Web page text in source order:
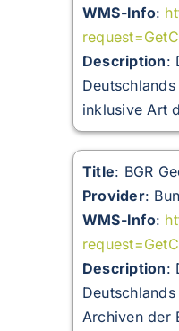
WMS-Info:
Description:
inklusive Art
Title: BGR
Provider:
WMS-Info:
Description:
Archiven der